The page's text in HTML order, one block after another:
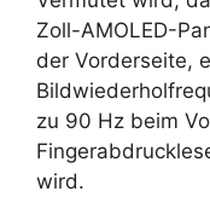
Zoll-AMOLED-
der Vorderseite,
zu 90 Hz beim
wird.